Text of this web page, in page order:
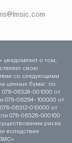
уведомляет о том,
свою
со следующими
ценных бумаг: по
06324-001000 от
078-06294-100000 от
06312-010000 от
078-06328-000100
риска
вследствие